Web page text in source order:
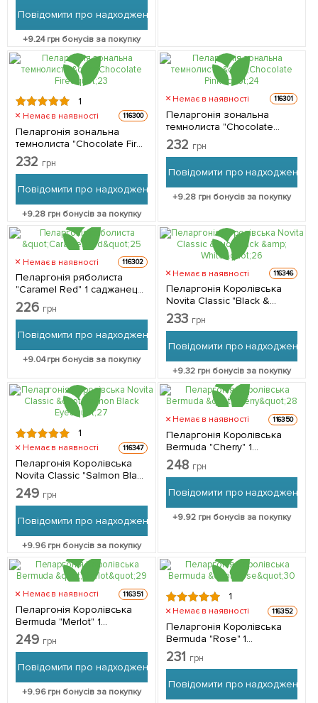
Повідомити про надходження
+9.24грн бонусів за покупку
1
Немає в наявності 116300
Пеларгонія зональна
темнолиста "Chocolate Fire"
1 саджанець в упаковці
232 грн
Повідомити про надходження
+9.28 грн бонусів за покупку
Немає в наявності 116301
Пеларгонія зональна
темнолиста "Chocolate
Pink" 1 саджанець в
упаковці
232 грн
Повідомити про надходження
+9.28грн бонусів за покупку
Немає в наявності 116302
Пеларгонія ряболиста
"Caramel Red" 1 саджанець
в упаковці
226 грн
Повідомити про надходження
+9.04грн бонусів за покупку
Немає в наявності 116346
Пеларгонія Королівська
Novita Classic "Black &
White" 1 саджанець в
упаковці
233 грн
Повідомити про надходження
+9.32 грн бонусів за покупку
1
Немає в наявності 116347
Пеларгонія Королівська
Novita Classic "Salmon Black
Eye" 1 саджанець в
упаковці
249 грн
Повідомити про надходження
+9.96грн бонусів за покупку
Немає в наявності 116350
Пеларгонія Королівська
Bermuda "Cherry" 1
саджанець в упаковці
248 грн
Повідомити про надходження
+9.92грн бонусів за покупку
Немає в наявності 116351
Пеларгонія Королівська
Bermuda "Merlot" 1
саджанець в упаковці
249 грн
Повідомити про надходження
+9.96грн бонусів за покупку
1
Немає в наявності 116352
Пеларгонія Королівська
Bermuda "Rose" 1
саджанець в упаковці
231 грн
Повідомити про надходження